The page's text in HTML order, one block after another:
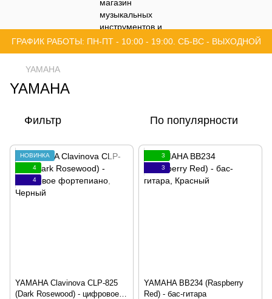
ГРАФИК РАБОТЫ: ПН-ПТ - 10:00 - 19:00. СБ-ВС - ВЫХОДНОЙ
YAMAHA
YAMAHA
Фильтр По популярности
НОВИНКА
4
4
YAMAHA Clavinova CLP-825
(Dark Rosewood) - цифровое
3
3
YAMAHA BB234 (Raspberry
Red) - бас-гитара